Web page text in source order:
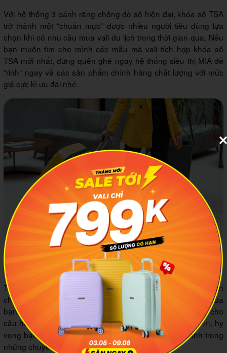
Với hệ thống 3 bánh răng chống dò số hiện đại, khóa số TSA
trở thành một “chuẩn mực” được nhiều người tiêu dùng lựa
chọn khi có nhu cầu mua vali du lịch trong thời gian qua. Nếu
bạn muốn tìm cho mình các mẫu mã vali tích hợp khóa số
TSA mới nhất, đừng quên ghé ngay hệ thống siêu thị MIA để
“rinh” ngay về các sản phẩm chính hãng chất lượng với mức
giá cực kì ưu đãi nhé.
Sở hữu sản phẩm vali chất lượng sẽ giúp chuyến đi của
bạn càng thêm thuận lợi
Tìm được chiếc vali ưng ý, có thể bảo quản tốt tài sản cá nhân
chính là một trong những bí kíp giúp hành trình du lịch của
bạn càng trở nên thuận tiện, hoàn hảo hơn. Với các gợi ý cho
câu hỏi sử dụng valikhóa số có an toàn không MIA.vn, hy
vọng bạn sẽ tìm được một “chân ái” lý tưởng đồng hành trong
những chuyến đi sắp tới.